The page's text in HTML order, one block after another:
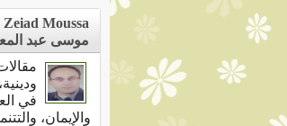
موسى عبد
في
والإيمان،